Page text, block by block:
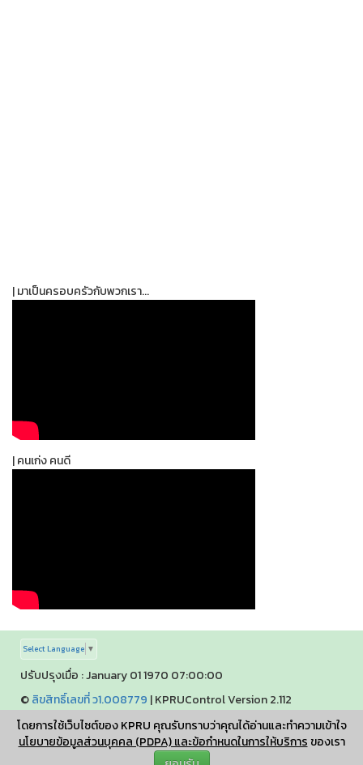
โดยการใช้เว็บไซต์ของ KPRU คุณรับทราบว่าคุณได้อ่านและทำความเข้าใจ
นโยบายข้อมูลส่วนบุคคล (PDPA) และข้อกำหนดในการให้บริการ ของเรา
| มาเป็นครอบครัวกับพวกเรา...
| คนเก่ง คนดี
Select Language ▼
ปรับปรุงเมื่อ : January 01 1970 07:00:00
©ลิขสิทธิ์เลขที่ ว1.008779 |KPRUControl Version 2.112
ผู้เข้าชมทั้งหมด 1,426,693